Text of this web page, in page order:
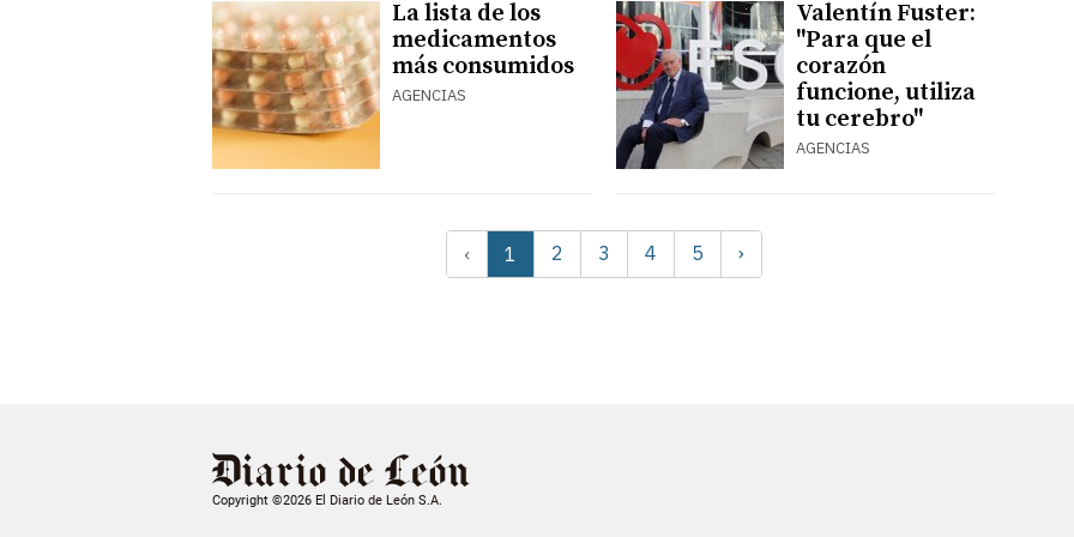
La lista de los
medicamentos
más consumidos
AGENCIAS
Valentín Fuster:
"Para que el
corazón
funcione, utiliza
tu cerebro"
AGENCIAS
‹ 1 2 3 4 5 ›
Copyright ©2026 El Diario de León S.A.